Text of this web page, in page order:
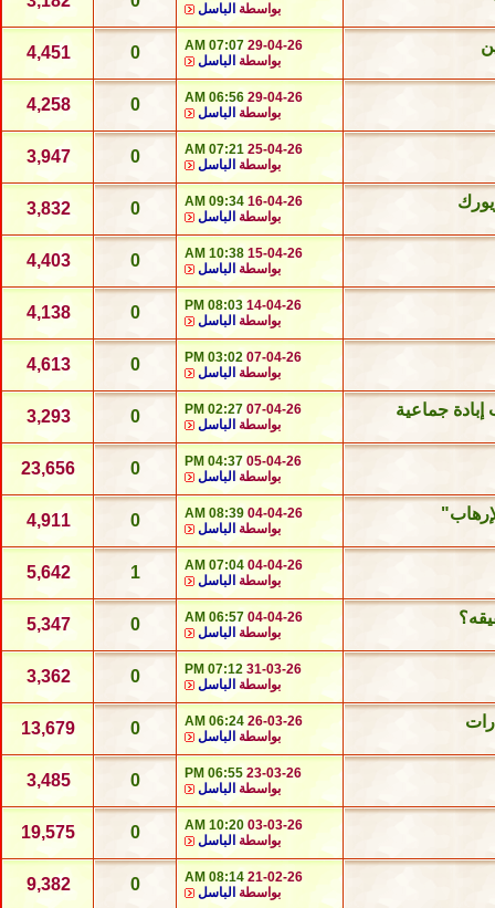
بواسطة الباسل
29-04-26
07:07 AM
بواسطة الباسل 0
4,451
29-04-26
06:56 AM
بواسطة الباسل 0
4,258
25-04-26
07:21 AM
بواسطة الباسل 0
3,947
16-04-26
09:34 AM
بواسطة الباسل 0
3,832
15-04-26
10:38 AM
بواسطة الباسل 0
4,403
14-04-26
08:03 PM
بواسطة الباسل 0
4,138
07-04-26
03:02 PM
بواسطة الباسل 0
4,613
إبادة جماعية 07-04-26
02:27 PM
بواسطة الباسل 0
3,293
05-04-26
04:37 PM
بواسطة الباسل 0
23,656
04-04-26
08:39 AM
بواسطة الباسل 0
4,911
04-04-26
07:04 AM
بواسطة الباسل 1
5,642
04-04-26
06:57 AM
بواسطة الباسل 0
5,347
31-03-26
07:12 PM
بواسطة الباسل 0
3,362
26-03-26
06:24 AM
بواسطة الباسل 0
13,679
23-03-26
06:55 PM
بواسطة الباسل 0
3,485
03-03-26
10:20 AM
بواسطة الباسل 0
19,575
21-02-26
08:14 AM
بواسطة الباسل 0
9,382